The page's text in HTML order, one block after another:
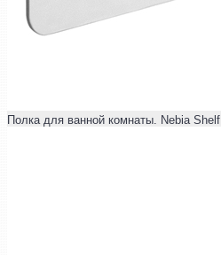
Полка для ванной комнаты. Nebia Shelf